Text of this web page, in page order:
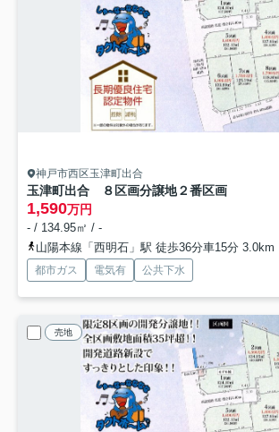
神戸市西区玉津町出合
玉津町出合 ８区画分譲地２番区画
1,590万円
- / 134.95㎡ / -
山陽本線「西明石」駅 徒歩36分車15分 3.0km
都市ガス 電気有 公共下水
売地